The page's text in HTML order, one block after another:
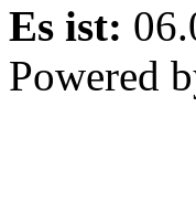
Es ist:
Powered